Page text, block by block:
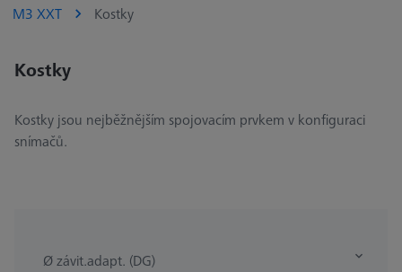
M3 XXT
Kostky
Kostky
Kostky jsou nejběžnějším spojovacím prvkem v konfiguraci
snímačů.
Ø závit.adapt. (DG)